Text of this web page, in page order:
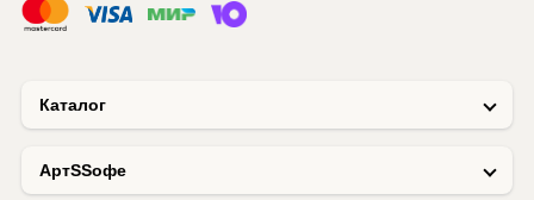
Каталог
AртSSофе